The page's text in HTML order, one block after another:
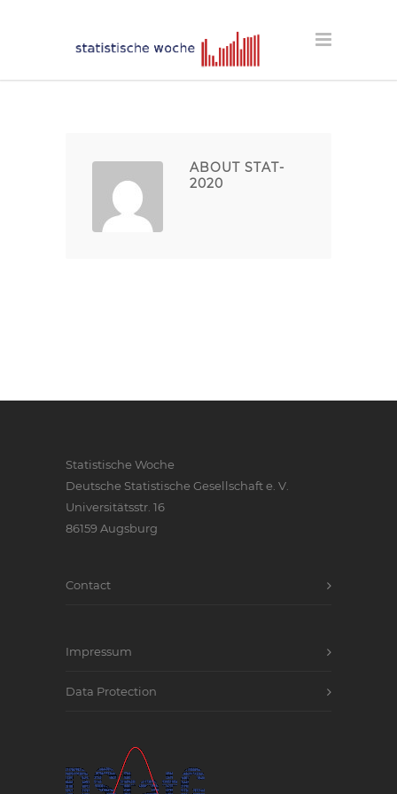
ABOUT STAT-
2020
Statistische Woche
Deutsche Statistische Gesellschaft e. V.
Universitätsstr. 16
86159 Augsburg
Contact
Impressum
Data Protection